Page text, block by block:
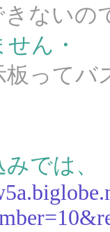
きないの
ん・
板って
では、